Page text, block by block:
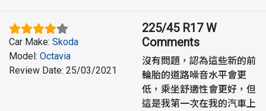
Car Make: Skoda
Model: Octavia
Review Date: 25/03/2021
225/45 R17 W
Comments
沒有問題，認為這些新的前
輪胎的道路噪音水平會更
低，乘坐舒適性會更好，但
這是我第一次在我的汽車上